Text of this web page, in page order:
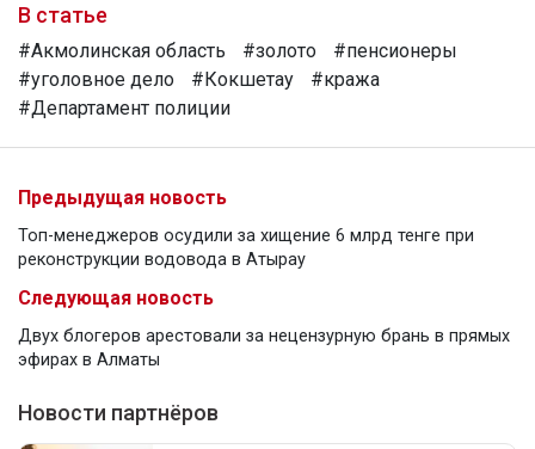
В статье
#Акмолинская область #золото
#пенсионеры
#уголовное дело
#Кокшетау
#кража
#Департамент полиции
Предыдущая новость
Топ-менеджеров осудили за хищение 6 млрд тенге при
реконструкции водовода в Атырау
Следующая новость
Двух блогеров арестовали за нецензурную брань в прямых
эфирах в Алматы